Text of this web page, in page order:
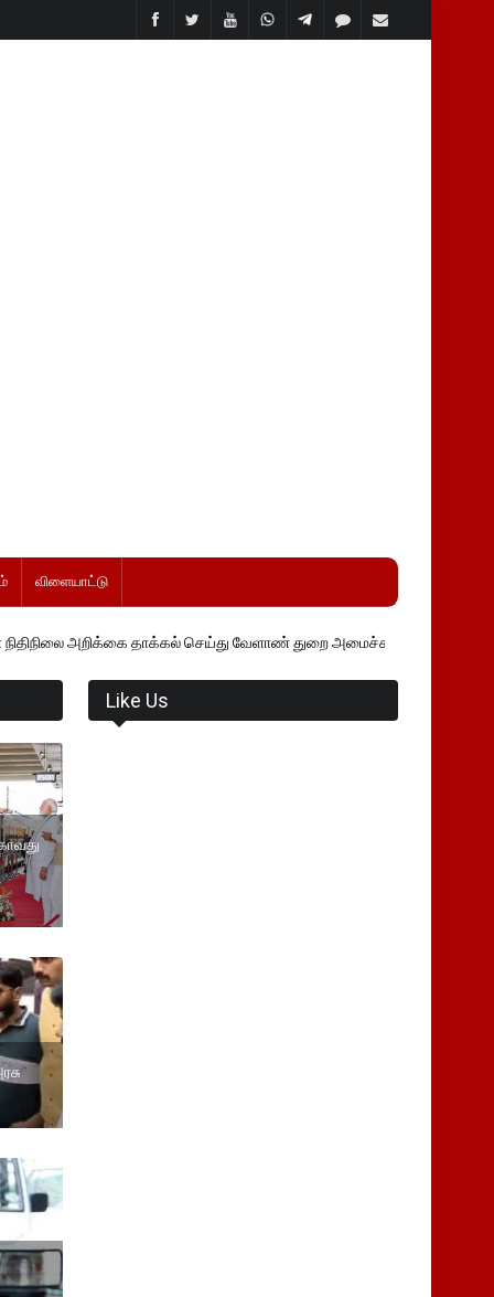
விளையாட்டு
தாக்கல் செய்து வேளாண் துறை அமைச்சர் வினோத் வாசித்து
Like Us